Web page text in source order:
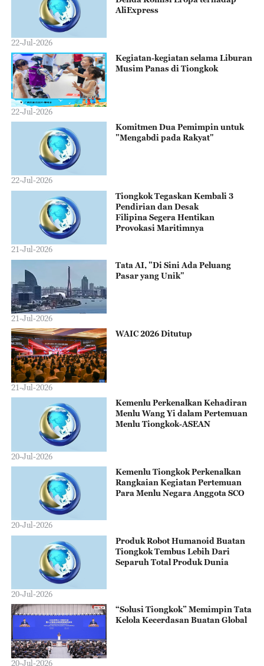
AliExpress
22-Jul-2026
Kegiatan-kegiatan selama Liburan
Musim Panas di Tiongkok
22-Jul-2026
Komitmen Dua Pemimpin untuk
"Mengabdi pada Rakyat"
22-Jul-2026
Tiongkok Tegaskan Kembali 3
Pendirian dan Desak
Filipina Segera Hentikan
Provokasi Maritimnya
21-Jul-2026
Tata AI, "Di Sini Ada Peluang
Pasar yang Unik"
21-Jul-2026
WAIC 2026 Ditutup
21-Jul-2026
Kemenlu Perkenalkan Kehadiran
Menlu Wang Yi dalam Pertemuan
Menlu Tiongkok-ASEAN
20-Jul-2026
Kemenlu Tiongkok Perkenalkan
Rangkaian Kegiatan Pertemuan
Para Menlu Negara Anggota SCO
20-Jul-2026
Produk Robot Humanoid Buatan
Tiongkok Tembus Lebih Dari
Separuh Total Produk Dunia
20-Jul-2026
“Solusi Tiongkok” Memimpin Tata
Kelola Kecerdasan Buatan Global
20-Jul-2026